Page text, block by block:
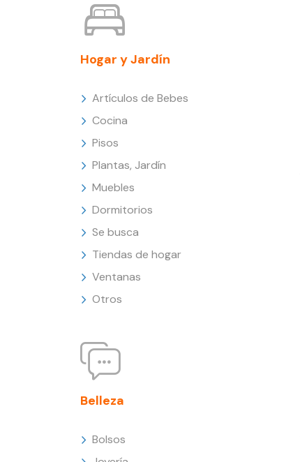
Hogar y Jardín
Artículos de Bebes
Cocina
Pisos
Plantas, Jardín
Muebles
Dormitorios
Se busca
Tiendas de hogar
Ventanas
Otros
Belleza
Bolsos